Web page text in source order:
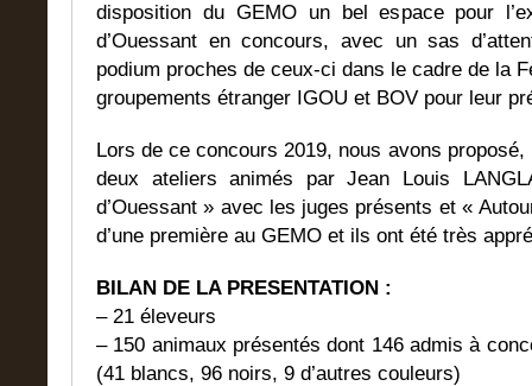
disposition du GEMO un bel espace pour
d’Ouessant en concours, avec un sas
podium proches de ceux-ci dans le cadre de la
groupements étranger IGOU et BOV pour leur
Lors de ce concours 2019, nous avons
deux ateliers animés par Jean Louis
d’Ouessant » avec les juges présents et «
d’une première au GEMO et ils ont été très
BILAN DE LA PRESENTATION :
– 21 éleveurs
– 150 animaux présentés dont 146 admis à
(41 blancs, 96 noirs, 9 d’autres couleurs)